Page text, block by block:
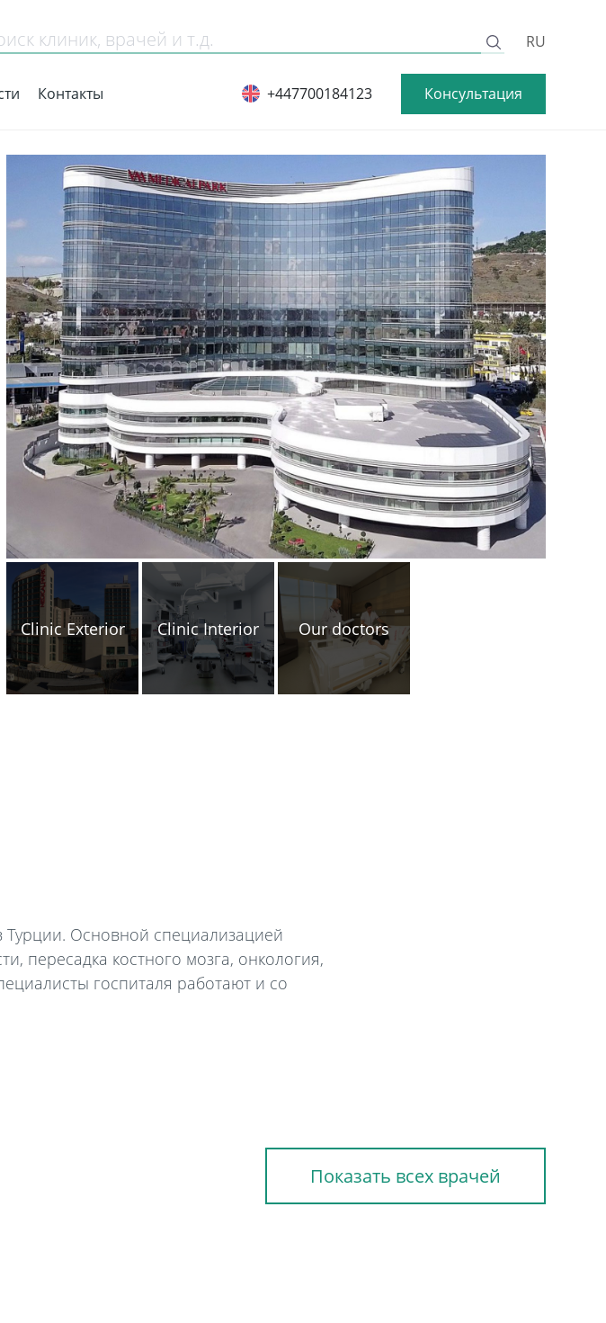
RU
Контакты +447700184123 Консультация
Clinic Exterior Clinic Interior Our doctors
Турции. Основной специализацией
пересадка костного мозга, онкология,
госпиталя работают и со
Показать всех врачей